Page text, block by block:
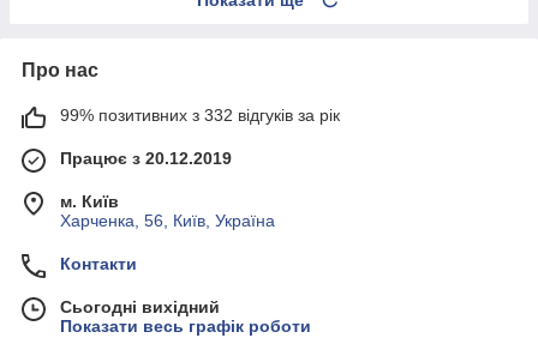
Про нас
99% позитивних з 332 відгуків за рік
Працює з 20.12.2019
м. Київ
Харченка, 56, Київ, Україна
Контакти
Сьогодні вихідний
Показати весь графік роботи